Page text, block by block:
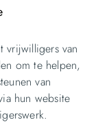
vrijwilligers van
om te helpen,
van
hun website